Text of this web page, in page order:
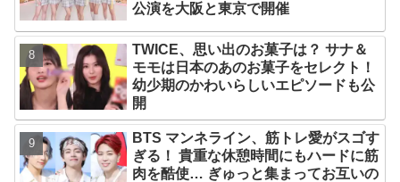
公演を大阪と東京で開催
TWICE、思い出のお菓子は？ サナ＆
モモは日本のあのお菓子をセレクト！
幼少期のかわいらしいエピソードも公
開
BTS マンネライン、筋トレ愛がスゴす
ぎる！ 貴重な休憩時間にもハードに筋
肉を酷使… ぎゅっと集まってお互いの